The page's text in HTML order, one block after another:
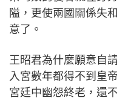
隘，更使兩國關係失
意了。
王昭君為什麼願意自
入宮數年都得不到皇
宮廷中幽怨終老，還